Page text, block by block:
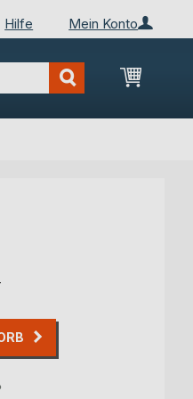
Mein Konto
Hilfe
Mein